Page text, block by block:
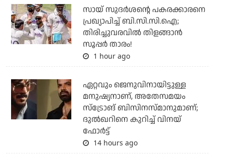
സായ് സുദര്‍ശന്റെ പകരക്കാരനെ
പ്രഖ്യാപിച്ച് ബി.സി.സി.ഐ;
തിരിച്ചുവരവില്‍ തിളങ്ങാന്‍
സൂപ്പര്‍ താരം!
1 hour ago
ഏറ്റവും ജെനുവിനായിട്ടുള്ള
മനുഷ്യനാണ്, അതേസമയം
സ്‌ട്രോങ് ബിസിനസ്മാനുമാണ്;
ദുല്‍ഖറിനെ കുറിച്ച് വിനയ്
ഫോര്‍ട്ട്
14 hours ago